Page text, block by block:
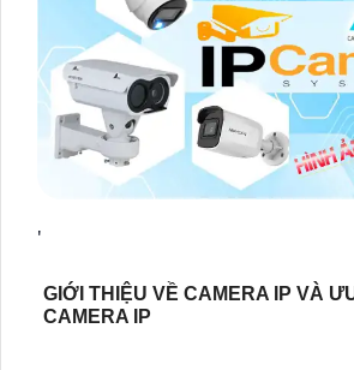
'
GIỚI THIỆU VỀ CAMERA IP VÀ
CAMERA IP